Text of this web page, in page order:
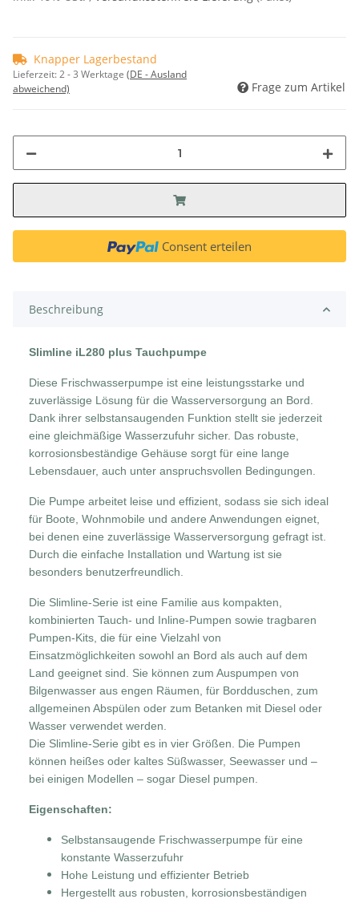
Knapper Lagerbestand
Lieferzeit:2 - 3 Werktage (DE - Ausland
abweichend)
Frage zum Artikel
Consent erteilen
Beschreibung
Slimline iL280 plus Tauchpumpe
Diese Frischwasserpumpe ist eine leistungsstarke und
zuverlässige Lösung für die Wasserversorgung an Bord.
Dank ihrer selbstansaugenden Funktion stellt sie jederzeit
eine gleichmäßige Wasserzufuhr sicher. Das robuste,
korrosionsbeständige Gehäuse sorgt für eine lange
Lebensdauer, auch unter anspruchsvollen Bedingungen.
Die Pumpe arbeitet leise und effizient, sodass sie sich ideal
für Boote, Wohnmobile und andere Anwendungen eignet,
bei denen eine zuverlässige Wasserversorgung gefragt ist.
Durch die einfache Installation und Wartung ist sie
besonders benutzerfreundlich.
Die Slimline-Serie ist eine Familie aus kompakten,
kombinierten Tauch- und Inline-Pumpen sowie tragbaren
Pumpen-Kits, die für eine Vielzahl von
Einsatzmöglichkeiten sowohl an Bord als auch auf dem
Land geeignet sind. Sie können zum Auspumpen von
Bilgenwasser aus engen Räumen, für Bordduschen, zum
allgemeinen Abspülen oder zum Betanken mit Diesel oder
Wasser verwendet werden.
Die Slimline-Serie gibt es in vier Größen. Die Pumpen
können heißes oder kaltes Süßwasser, Seewasser und –
bei einigen Modellen – sogar Diesel pumpen.
Eigenschaften:
Selbstansaugende Frischwasserpumpe für eine
konstante Wasserzufuhr
Hohe Leistung und effizienter Betrieb
Hergestellt aus robusten, korrosionsbeständigen